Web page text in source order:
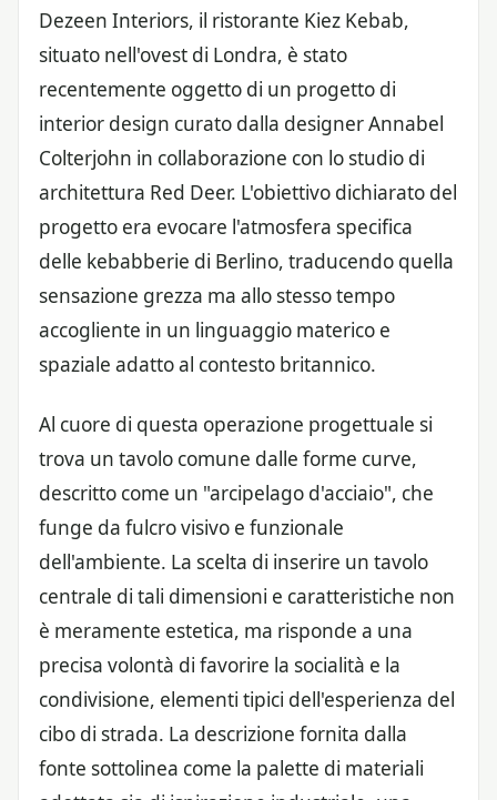
Dezeen Interiors, il ristorante Kiez Kebab,
situato nell'ovest di Londra, è stato
recentemente oggetto di un progetto di
interior design curato dalla designer Annabel
Colterjohn in collaborazione con lo studio di
architettura Red Deer. L'obiettivo dichiarato del
progetto era evocare l'atmosfera specifica
delle kebabberie di Berlino, traducendo quella
sensazione grezza ma allo stesso tempo
accogliente in un linguaggio materico e
spaziale adatto al contesto britannico.
Al cuore di questa operazione progettuale si
trova un tavolo comune dalle forme curve,
descritto come un "arcipelago d'acciaio", che
funge da fulcro visivo e funzionale
dell'ambiente. La scelta di inserire un tavolo
centrale di tali dimensioni e caratteristiche non
è meramente estetica, ma risponde a una
precisa volontà di favorire la socialità e la
condivisione, elementi tipici dell'esperienza del
cibo di strada. La descrizione fornita dalla
fonte sottolinea come la palette di materiali